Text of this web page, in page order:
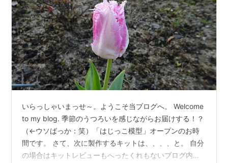
いらっしゃいまっせ～。ようこそ当ブログへ。 Welcome
to my blog. 季節のうつろいを感じながらお届けする！？
（←ウソばっか：笑）「はじっこ模型」オープンのお時
間です。 さて、次に製作するキットは、、、、と。 自分
の場合はキットレビューもへったくれもないブログ内容